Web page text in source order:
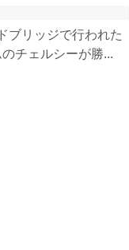
ブリッジで行われた
チェルシーが勝...